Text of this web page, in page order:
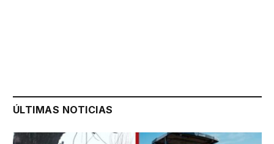
ÚLTIMAS NOTICIAS